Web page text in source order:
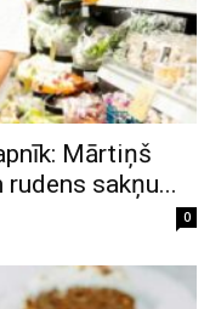
Mārtiņš
sakņu...
0